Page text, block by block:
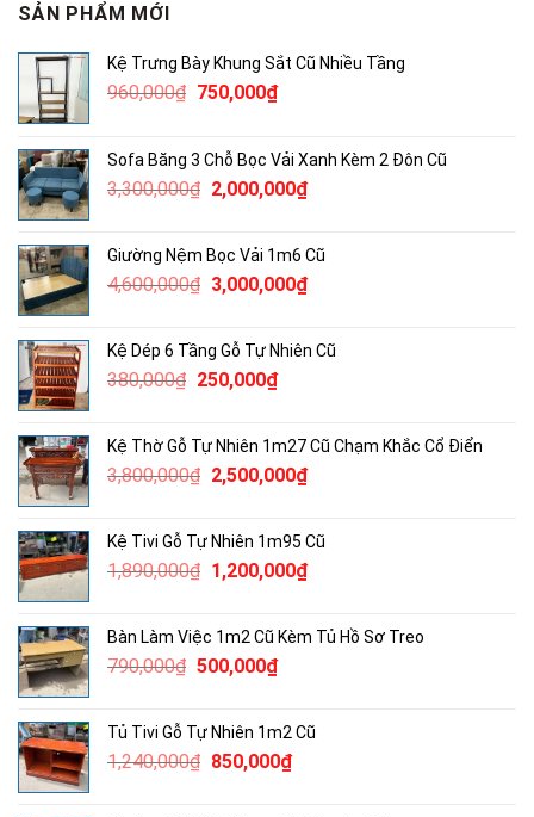
SẢN PHẨM MỚI
Kệ Trưng Bày Khung Sắt Cũ Nhiều Tầng
960,000₫ Giá
960,000₫.
750,000₫Giá
là:
750,000₫.
Sofa Băng 3 Chỗ Bọc Vải Xanh Kèm 2 Đôn Cũ
3,300,000₫ Giá
3,300,000₫.
2,000,000₫Giá
là:
2,000,000₫.
Giường Nệm Bọc Vải 1m6 Cũ
4,600,000₫ Giá
4,600,000₫.
3,000,000₫Giá
là:
Kệ Dép 6 Tầng Gỗ Tự Nhiên Cũ
380,000₫ Giá
380,000₫.
250,000₫Giá
là:
250,000₫.
Kệ Thờ Gỗ Tự Nhiên 1m27 Cũ Chạm Khắc Cổ Điển
3,800,000₫ Giá
3,800,000₫.
2,500,000₫Giá
là:
2,500,000₫.
Kệ Tivi Gỗ Tự Nhiên 1m95 Cũ
1,890,000₫ Giá
1,890,000₫.
1,200,000₫Giá
là:
Bàn Làm Việc 1m2 Cũ Kèm Tủ Hồ Sơ Treo
790,000₫ Giá
790,000₫.
500,000₫Giá
là:
500,000₫.
Tủ Tivi Gỗ Tự Nhiên 1m2 Cũ
1,240,000₫ Giá
850,000₫Giá